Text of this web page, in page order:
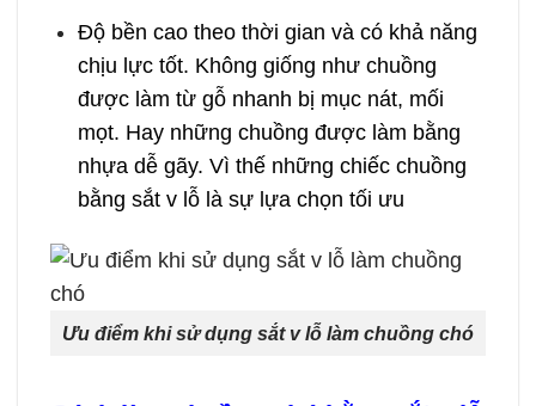
Độ bền cao theo thời gian và có khả năng
chịu lực tốt. Không giống như chuồng
được làm từ gỗ nhanh bị mục nát, mối
mọt. Hay những chuồng được làm bằng
nhựa dễ gãy. Vì thế những chiếc chuồng
bằng sắt v lỗ là sự lựa chọn tối ưu
Ưu điểm khi sử dụng sắt v lỗ làm chuồng chó